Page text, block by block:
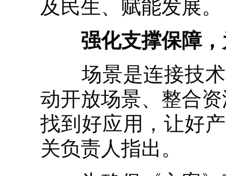
及民生、赋能发展。
强化支撑保障
场景是连接技术
动开放场景、整合
找到好应用，让好
关负责人指出。